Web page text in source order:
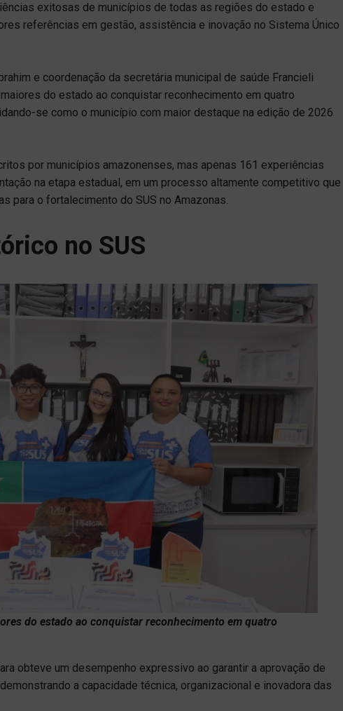
exitosas de municípios de todas as regiões do estado e
referências em gestão, assistência e inovação no Sistema Único
e coordenação da secretária municipal de saúde Francieli
do estado ao conquistar reconhecimento em quatro
se como o município com maior destaque na edição de 2026
por municípios amazonenses, mas apenas 161 experiências
na etapa estadual, em um processo altamente competitivo que
para o fortalecimento do SUS no Amazonas.
no SUS
do estado ao conquistar reconhecimento em quatro
obteve um desempenho expressivo ao garantir a aprovação de
a capacidade técnica, organizacional e inovadora das